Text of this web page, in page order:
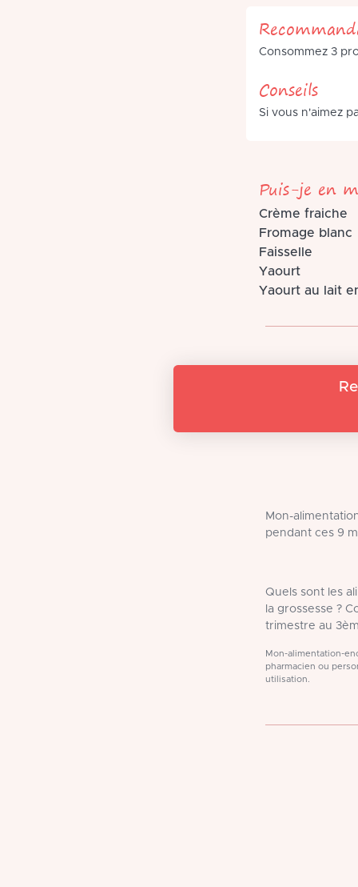
Consommez 3
Conseils
Si vous n'aimez
Puis-je en
Crème fraiche
Fromage blanc
Faisselle
Yaourt
Yaourt au lait
Mon-
pendant ces 9
Quels sont les
la grossesse ?
trimestre au
Mon-alimentation-
pharmacien ou
utilisation.